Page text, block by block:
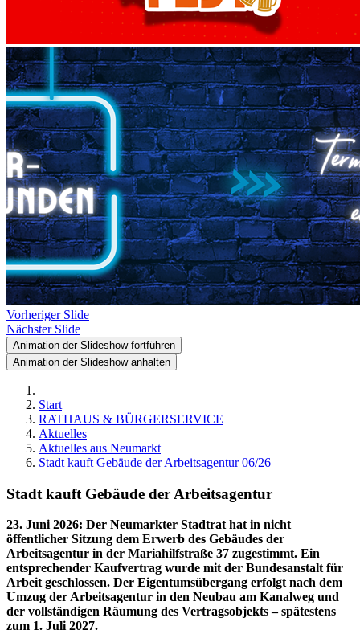
Vorheriger Slide
Nächster Slide
Animation der Slideshow fortführen
Animation der Slideshow anhalten
Start
RATHAUS & BÜRGERSERVICE
Aktuelles
Aktuelles aus Neumarkt
Stadt kauft Gebäude der Arbeitsagentur 06/26
Stadt kauft Gebäude der Arbeitsagentur
23. Juni 2026: Der Neumarkter Stadtrat hat in nicht
öffentlicher Sitzung dem Erwerb des Gebäudes der
Arbeitsagentur in der Mariahilfstraße 37 zugestimmt. Ein
entsprechender Kaufvertrag wurde mit der Bundesanstalt für
Arbeit geschlossen. Der Eigentumsübergang erfolgt nach dem
Umzug der Arbeitsagentur in den Neubau am Kanalweg und
der vollständigen Räumung des Vertragsobjekts – spätestens
zum 1. Juli 2027.